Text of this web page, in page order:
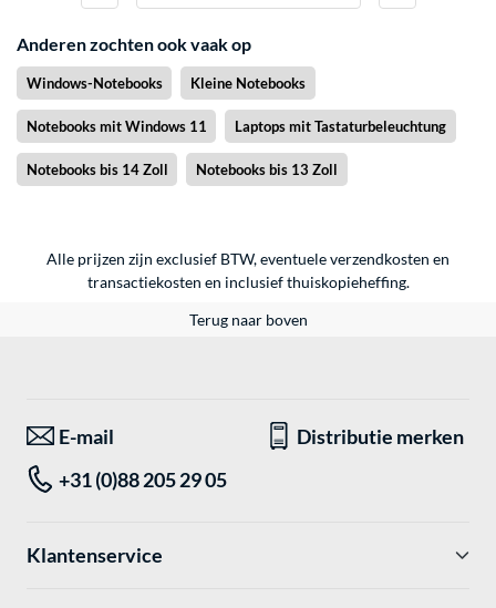
Anderen zochten ook vaak op
Windows-Notebooks Kleine Notebooks
Notebooks mit Windows 11 Laptops mit Tastaturbeleuchtung
Notebooks bis 14 Zoll Notebooks bis 13 Zoll
Alle prijzen zijn exclusief BTW, eventuele verzendkosten en
transactiekosten en inclusief thuiskopieheffing.
Terug naar boven
E-mail
Distributie merken
+31 (0)88 205 29 05
Klantenservice